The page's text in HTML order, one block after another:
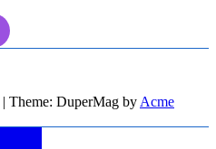
| Theme: DuperMag by Acme